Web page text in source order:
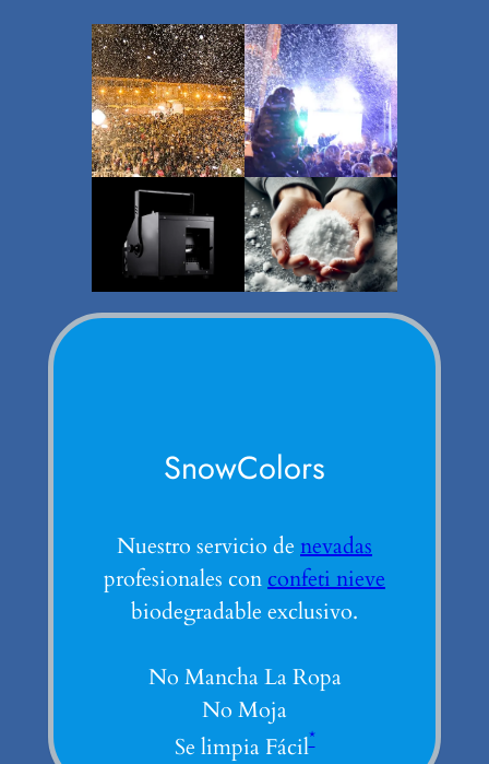
SnowColors
Nuestro servicio de nevadas
profesionales con confeti nieve
biodegradable exclusivo.
No Mancha La Ropa
No Moja
Se limpia Fácil*